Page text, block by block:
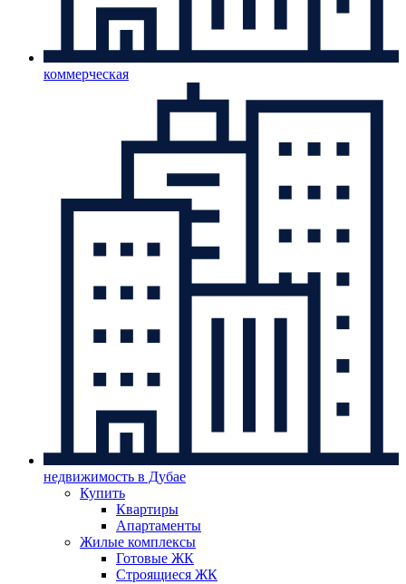
коммерческая
недвижимость в Дубае
Купить
Квартиры
Апартаменты
Жилые комплексы
Готовые ЖК
Строящиеся ЖК